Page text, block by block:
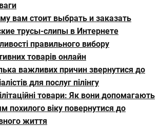
вам стоит выбрать и заказать
трусы-слипы в Интернете
правильного вибору
товарів онлайн
важливих причин звернутися до
для послуг пілінгу
товари: Як вони допомагають
похилого віку повернутися до
життя